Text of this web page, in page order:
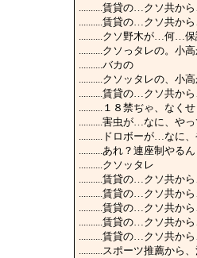
..........賃貸の…クソ共か
..........賃貸の…クソ共か
..........クソ野木が…何…保
..........クソっタレの。小
..........バカの
..........クソッタレの、小
..........賃貸の…クソ共か
..........１８禁ぢゃ、なくせ
..........害虫が…なに、やっ
..........ドロボーが…なに
..........あれ？連座制やる
..........クソッタレ
..........賃貸の…クソ共か
..........賃貸の…クソ共か
..........賃貸の…クソ共か
..........賃貸の…クソ共か
..........賃貸の…クソ共か
..........スポーツ推薦から